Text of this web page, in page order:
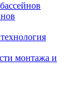
монтажа и